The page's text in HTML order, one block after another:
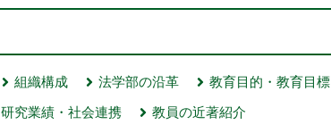
組織構成 法学部の沿革 教育目的・教育目標
研究業績・社会連携 教員の近著紹介